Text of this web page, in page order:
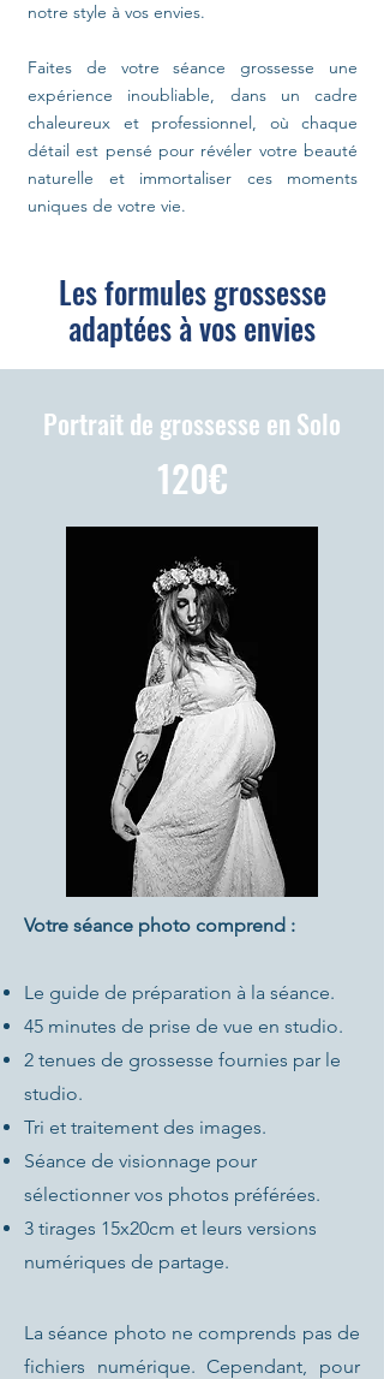
notre style à vos envies.
Faites de votre séance grossesse une
expérience inoubliable, dans un cadre
chaleureux et professionnel, où chaque
détail est pensé pour révéler votre beauté
naturelle et immortaliser ces moments
uniques de votre vie.
Les formules grossesse
adaptées à vos envies
Portrait de grossesse en Solo
120€
Votre séance photo comprend :
Le guide de préparation à la séance.
45 minutes de prise de vue en studio.
2 tenues de grossesse fournies par le
studio.
Tri et traitement des images.
Séance de visionnage pour
sélectionner vos photos préférées.
3 tirages 15x20cm et leurs versions
numériques de partage.
La séance photo ne comprends pas de
fichiers numérique. Cependant, pour